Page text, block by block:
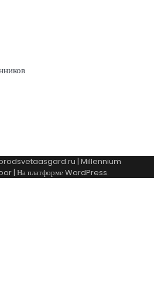
| Millennium
| На платформеWordPress.